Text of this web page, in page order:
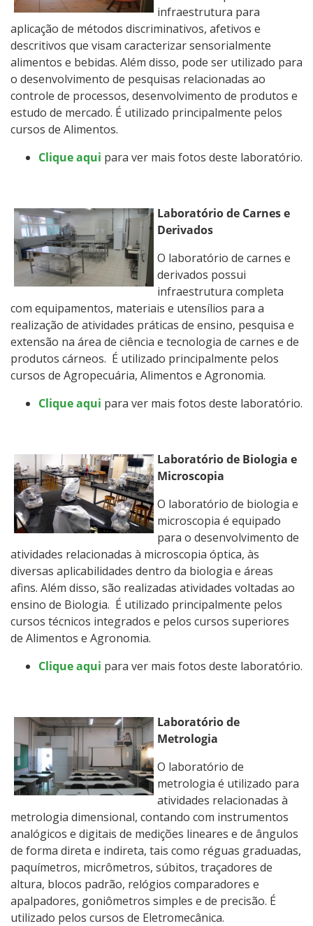
infraestrutura para
aplicação de métodos discriminativos, afetivos e
descritivos que visam caracterizar sensorialmente
alimentos e bebidas. Além disso, pode ser utilizado para
o desenvolvimento de pesquisas relacionadas ao
controle de processos, desenvolvimento de produtos e
estudo de mercado. É utilizado principalmente pelos
cursos de Alimentos.
Clique aqui para ver mais fotos deste laboratório.
Laboratório de Carnes e
Derivados
O laboratório de carnes e
derivados possui
infraestrutura completa
com equipamentos, materiais e utensílios para a
realização de atividades práticas de ensino, pesquisa e
extensão na área de ciência e tecnologia de carnes e de
produtos cárneos. É utilizado principalmente pelos
cursos de Agropecuária, Alimentos e Agronomia.
Clique aqui para ver mais fotos deste laboratório.
Laboratório de Biologia e
Microscopia
O laboratório de biologia e
microscopia é equipado
para o desenvolvimento de
atividades relacionadas à microscopia óptica, às
diversas aplicabilidades dentro da biologia e áreas
afins. Além disso, são realizadas atividades voltadas ao
ensino de Biologia. É utilizado principalmente pelos
cursos técnicos integrados e pelos cursos superiores
de Alimentos e Agronomia.
Clique aqui para ver mais fotos deste laboratório.
Laboratório de
Metrologia
O laboratório de
metrologia é utilizado para
atividades relacionadas à
metrologia dimensional, contando com instrumentos
analógicos e digitais de medições lineares e de ângulos
de forma direta e indireta, tais como réguas graduadas,
paquímetros, micrômetros, súbitos, traçadores de
altura, blocos padrão, relógios comparadores e
apalpadores, goniômetros simples e de precisão. É
utilizado pelos cursos de Eletromecânica.